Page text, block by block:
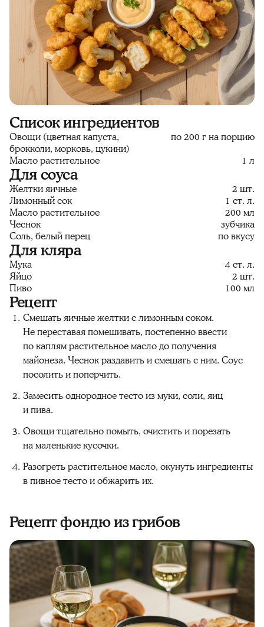
Список ингредиентов
Овощи (цветная капуста,
брокколи, морковь, цукини)
по 200 г на порцию
Масло растительное
1 л
Для соуса
Желтки яичные
2 шт.
Лимонный сок
1 ст. л.
Масло растительное
200 мл
Чеснок
зубчика
Соль, белый перец
по вкусу
Для кляра
Мука
4 ст. л.
Яйцо
2 шт.
Пиво
100 мл
Рецепт
Смешать яичные желтки с лимонным соком.
Не переставая помешивать, постепенно ввести
по каплям растительное масло до получения
майонеза. Чеснок раздавить и смешать с ним. Соус
посолить и поперчить.
Замесить однородное тесто из муки, соли, яиц
и пива.
Овощи тщательно помыть, очистить и порезать
на маленькие кусочки.
Разогреть растительное масло, окунуть ингредиенты
в пивное тесто и обжарить их.
Рецепт фондю из грибов